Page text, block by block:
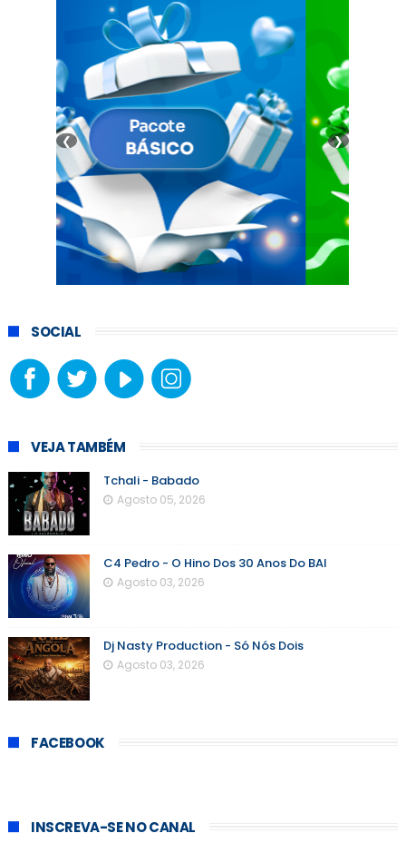
❮ ❯
SOCIAL
VEJA TAMBÉM
Tchali - Babado
Agosto 05, 2026
C4 Pedro - O Hino Dos 30 Anos Do BAI
Agosto 03, 2026
Dj Nasty Production - Só Nós Dois
Agosto 03, 2026
FACEBOOK
INSCREVA-SE NO CANAL